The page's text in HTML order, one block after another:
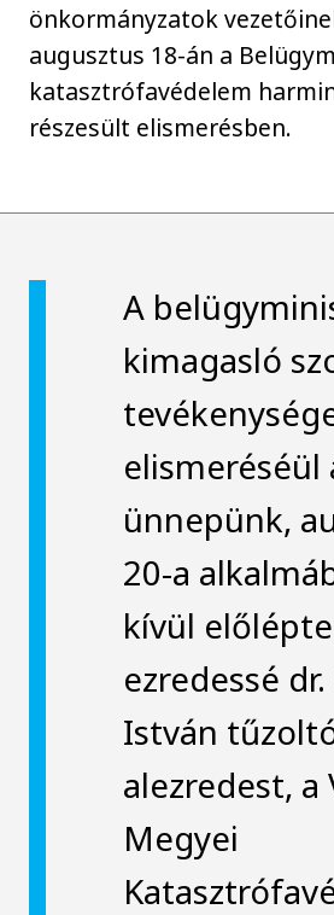
önkormányzatok
augusztus 18-án a
katasztrófavédelem
részesült elismerésben.
A
kimagasló
elismeréséül
ünnepünk,
20-a
kívül
ezredessé
István
alezredest, a
Megyei